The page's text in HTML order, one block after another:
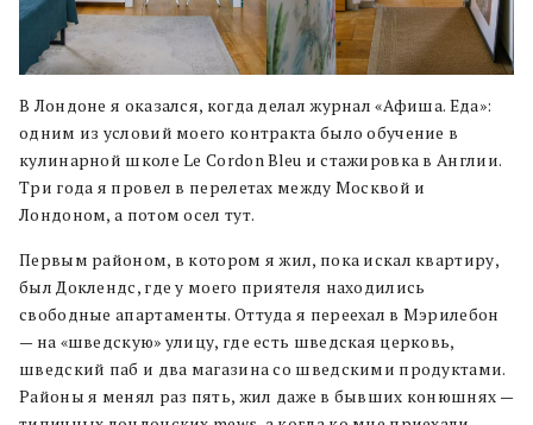
В Лондоне я оказался, когда делал журнал «Афиша. Еда»:
одним из условий моего контракта было обучение в
кулинарной школе Le Cordon Bleu и стажировка в Англии.
Три года я провел в перелетах между Москвой и
Лондоном, а потом осел тут.
Первым районом, в котором я жил, пока искал квартиру,
был Доклендс, где у моего приятеля находились
свободные апартаменты. Оттуда я переехал в Мэрилебон
— на «шведскую» улицу, где есть шведская церковь,
шведский паб и два магазина со шведскими продуктами.
Районы я менял раз пять, жил даже в бывших конюшнях —